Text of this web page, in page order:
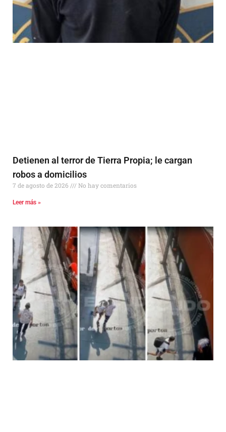
Detienen al terror de Tierra Propia; le cargan
robos a domicilios
7 de agosto de 2026 No hay comentarios
Leer más »